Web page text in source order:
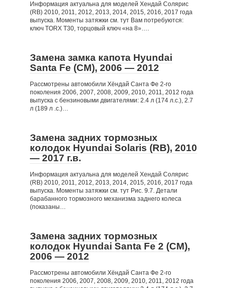
Информация актуальна для моделей Хендай Солярис
(RB) 2010, 2011, 2012, 2013, 2014, 2015, 2016, 2017 года
выпуска. Моменты затяжки см. тут Вам потребуются:
ключ TORX T30, торцовый ключ «на 8»….
Замена замка капота Hyundai
Santa Fe (CM), 2006 — 2012
Рассмотрены автомобили Хёндай Санта Фе 2-го
поколения 2006, 2007, 2008, 2009, 2010, 2011, 2012 года
выпуска с бензиновыми двигателями: 2.4 л (174 л.с.), 2.7
л (189 л .с.)…
Замена задних тормозных
колодок Hyundai Solaris (RB), 2010
— 2017 г.в.
Информация актуальна для моделей Хендай Солярис
(RB) 2010, 2011, 2012, 2013, 2014, 2015, 2016, 2017 года
выпуска. Моменты затяжки см. тут Рис. 9.7. Детали
барабанного тормозного механизма заднего колеса
(показаны…
Замена задних тормозных
колодок Hyundai Santa Fe 2 (CM),
2006 — 2012
Рассмотрены автомобили Хёндай Санта Фе 2-го
поколения 2006, 2007, 2008, 2009, 2010, 2011, 2012 года